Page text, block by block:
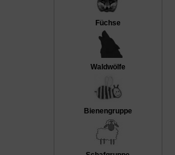
Füchse
Waldwölfe
Bienengruppe